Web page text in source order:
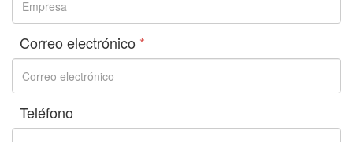
Correo electrónico *
Teléfono